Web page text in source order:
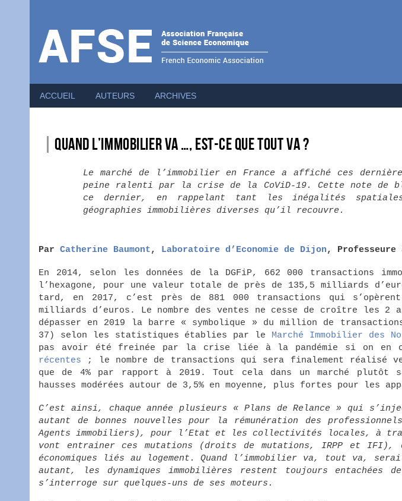
compte
l'utilisateur
ACCUEIL AUTEURS ARCHIVES
Quand l’immobilier va …, est-ce que tout va ?
Le marché de l’immobilier en France a affiché ces
peine ralenti par la crise de la CoViD-19. Cette note de
ce dernier, en rappelant tant les inégalités
géographies immobilières diverses qu’il recouvre.
Par Catherine Baumont, Laboratoire d’Economie de Dijon, Professeure
En 2014, selon les données de la DGFiP, 662 000 transactions
l’hexagone, pour une valeur totale de près de 135,5 milliards
tard, en 2017, c’est près de 881 000 transactions qui
milliards d’euros. Le nombre des ventes ne cesse de croître les 2
dépasser en 2019 la barre « symbolique » du million de
37) selon les statistiques établies par le Marché Immobilier des
pas avoir été freinée par la crise liée à la pandémie si on en
récentes ; le nombre de transactions qui sera finalement réalisé
que de 4% par rapport à 2019. Tout cela dans un marché plutôt
hausses modérées autour de 3,5% en moyenne, plus fortes pour les
C’est ainsi, chaque année plusieurs « Plans de Relance » qui
autant de bonnes nouvelles pour la rémunération des
Agents immobiliers), pour l’Etat et les collectivités locales, à
vont entrainer ces mutations (droits de mutations, IRPP et
économiques liés au logement. Quand l’immobilier va, tout va,
autant, les dynamiques immobilières restent toujours entachées
s’interroge sur quelques-uns de ses moteurs.